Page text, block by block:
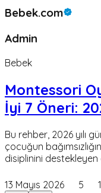
Bebek.com
Admin
Bebek
Montessori
İyi 7 Öneri:
Bu rehber, 2026 yılı
çocuğun
disiplinini
13 Mayıs 2026 5 1